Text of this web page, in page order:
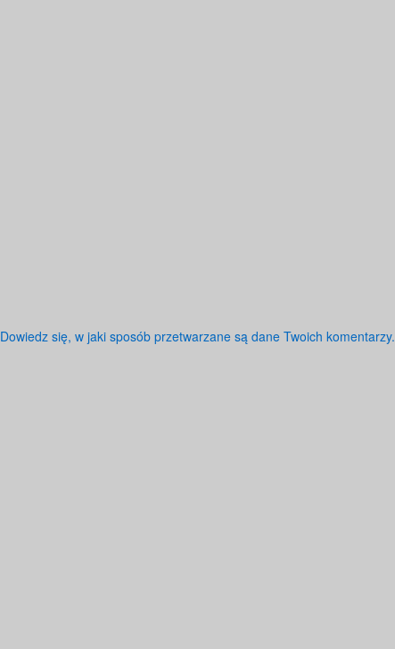
Dowiedz się, w jaki sposób przetwarzane są dane Twoich komentarzy.